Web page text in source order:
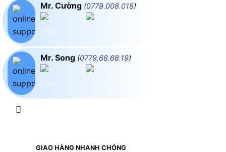
Mr. Cường (0779.008.018)
Mr. Song (0779.68.68.19)
GIAO HÀNG NHANH CHÓNG